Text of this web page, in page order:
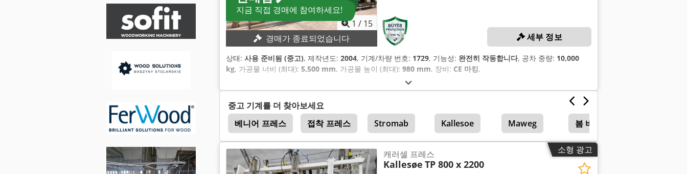
지금 직접 경매에 참여하세요!
1 / 15
경매가 종료되었습니다
세부 정보
상태: 사용 준비됨 (중고), 제작년도: 2004, 기계/차량 번호: 1729, 기능성: 완전히 작동합니다, 공차 중량: 10,000
kg, 가공물 너비 (최대): 5,500 mm, 가공물 높이 (최대): 980 mm, 장비: CE 마킹,
중고 기계를 더 찾아보세요
베니어 프레스
접착 프레스 Stromab Kallesoe Maweg 봄 바람
소형 광고
캐러셀 프레스
Kallesøe TP 800 x 2200